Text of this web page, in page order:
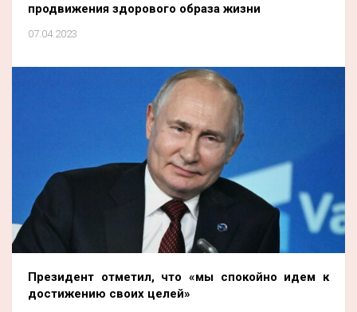
продвижения здорового образа жизни
07.04.2023
Президент отметил, что «мы спокойно идем к
достижению своих целей»